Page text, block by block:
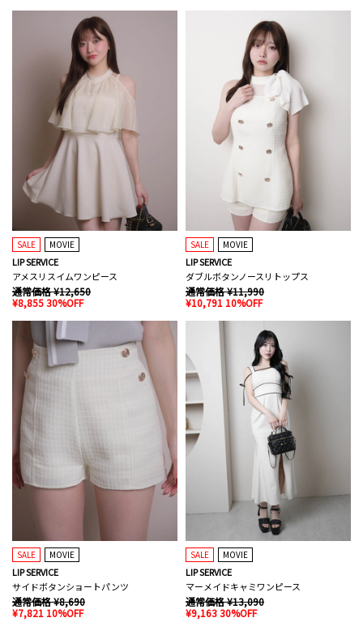
SALE MOVIE
LIP SERVICE
アメスリスイムワンピース
通常価格 ¥12,650
¥8,855 30%OFF
SALE MOVIE
LIP SERVICE
ダブルボタンノースリトップス
通常価格 ¥11,990
¥10,791 10%OFF
SALE MOVIE
LIP SERVICE
サイドボタンショートパンツ
通常価格 ¥8,690
¥7,821 10%OFF
SALE MOVIE
LIP SERVICE
マーメイドキャミワンピース
通常価格 ¥13,090
¥9,163 30%OFF